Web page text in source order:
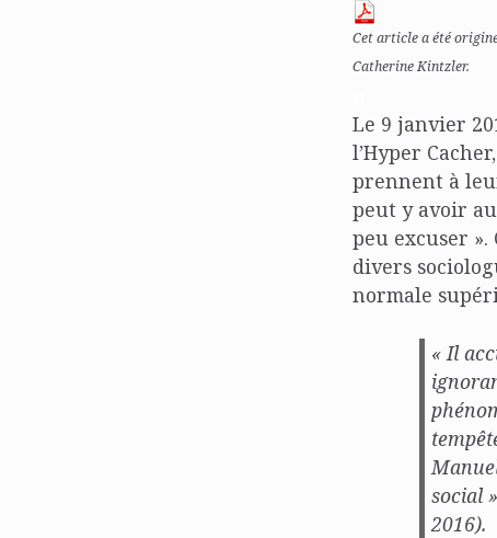
Cet article a été
Catherine Kintzler.
Le 9 janvier
l’Hyper
prennent à
peut y avoir
peu excuser
divers
normale
« Il
social
2016).